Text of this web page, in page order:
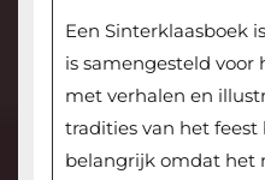
Een Sinterklaasboek
is samengesteld voor
met verhalen en
tradities van het feest
belangrijk omdat het